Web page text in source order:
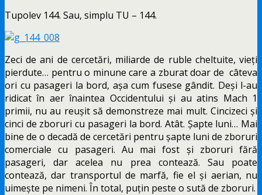
Tupolev 144. Sau, simplu TU – 144.
Zeci de ani de cercetări, miliarde de ruble cheltuite, vieți
pierdute… pentru o minune care a zburat doar de câteva
ori cu pasageri la bord, așa cum fusese gândit. Deși l-au
ridicat în aer înaintea Occidentului și au atins Mach 1
primii, nu au reușit să demonstreze mai mult. Cincizeci și
cinci de zboruri cu pasageri la bord. Atât. Șapte luni… Mai
bine de o decadă de cercetări pentru șapte luni de zboruri
comerciale cu pasageri. Au mai fost și zboruri fără
pasageri, dar acelea nu prea contează. Sau poate
contează, dar transportul de marfă, fie el și aerian, nu
uimește pe nimeni. În total, puțin peste o sută de zboruri.